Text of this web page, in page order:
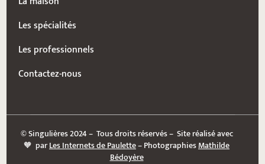
Les spécialités
Les professionnels
Contactez-nous
© Singulières 2024 – Tous droits réservés – Site réalisé avec
🧡 parLes Internets de Paulette– PhotographiesMathilde
Bédoyère